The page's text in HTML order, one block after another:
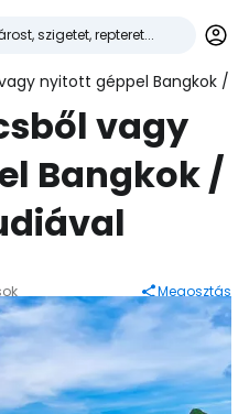
nyitott géppel Bangkok /
vagy
Bangkok /
Megosztás
a
világszerte
Google-lal
Facebookkal